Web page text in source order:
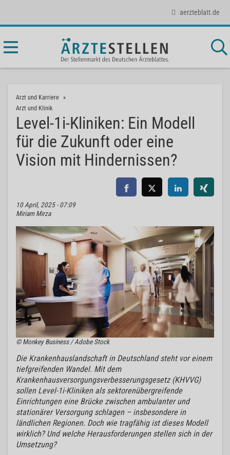
aerzteblatt.de
Arzt und Karriere
Arzt und Klinik
Level-1i-Kliniken: Ein Modell
für die Zukunft oder eine
Vision mit Hindernissen?
10 April, 2025 - 07:09
Miriam Mirza
© Monkey Business / Adobe Stock
Die Krankenhauslandschaft in Deutschland steht vor einem
tiefgreifenden Wandel. Mit dem
Krankenhausversorgungsverbesserungsgesetz (KHVVG)
sollen Level-1i-Kliniken als sektorenübergreifende
Einrichtungen eine Brücke zwischen ambulanter und
stationärer Versorgung schlagen – insbesondere in
ländlichen Regionen. Doch wie tragfähig ist dieses Modell
wirklich? Und welche Herausforderungen stellen sich in der
Umsetzung?